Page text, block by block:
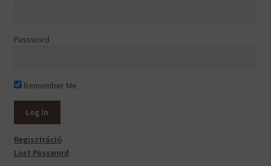
Password
Remember Me
Regisztráció
Lost Password